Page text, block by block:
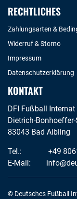
RECHTLICHES
Zahlungsarten &
Widerruf & Storno
Impressum
Datenschutzerklärung
KONTAKT
DFI Fußball Internat
Dietrich-
83043 Bad Aibling
Tel.:
+49
E-Mail:
© Deutsches Fußball